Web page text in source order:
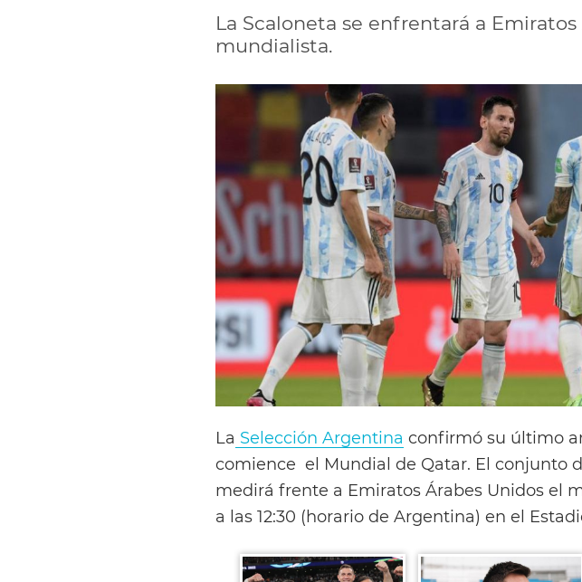
La Scaloneta se enfrentará a
mundialista.
La Selección Argentina confirmó su último
comience el Mundial de Qatar. El conjunto
medirá frente a Emiratos Árabes Unidos el
a las 12:30 (horario de Argentina) en el